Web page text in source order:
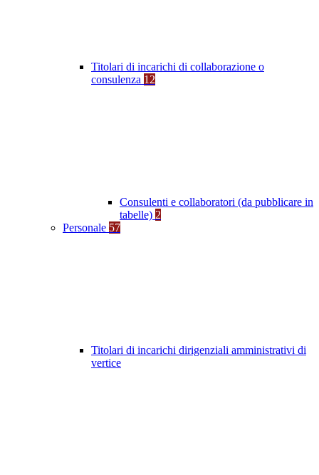
Titolari di incarichi di collaborazione o
consulenza 12
Consulenti e collaboratori (da pubblicare in
tabelle) 2
Personale 57
Titolari di incarichi dirigenziali amministrativi di
vertice